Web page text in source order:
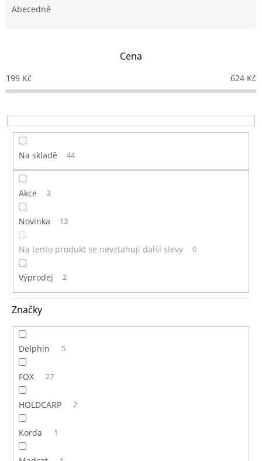
o
d
k
t
Abecedně
Cena
199 Kč 624 Kč
Na skladě 44
Akce 3
Novinka 13
Na tento produkt se nevztahují další slevy 0
Výprodej 2
Značky
Delphin 5
FOX 27
HOLDCARP 2
Korda 1